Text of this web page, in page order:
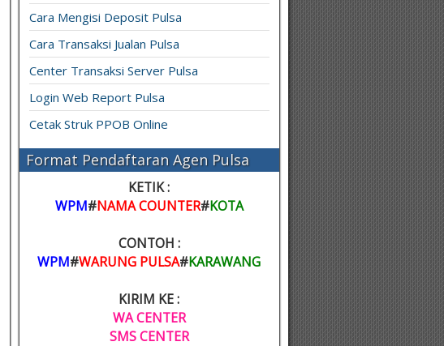
Cara Mengisi Deposit Pulsa
Cara Transaksi Jualan Pulsa
Center Transaksi Server Pulsa
Login Web Report Pulsa
Cetak Struk PPOB Online
Format Pendaftaran Agen Pulsa
KETIK :
WPM#NAMA COUNTER#KOTA
CONTOH :
WPM#WARUNG PULSA#KARAWANG
KIRIM KE :
WA CENTER
SMS CENTER